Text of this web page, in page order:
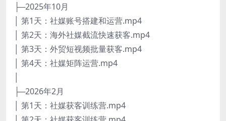
├─2025年10月
│ 第1天：社媒账号搭建和运营.mp4
│ 第2天：海外社媒截流快速获客.mp4
│ 第3天：外贸短视频批量获客.mp4
│ 第4天：社媒矩阵运营.mp4
├─2026年2月
│ 第1天：社媒获客训练营.mp4